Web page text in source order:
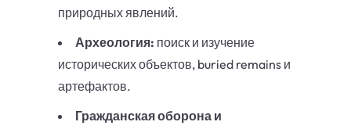
природных явлений.
Археология: поиск и изучение
исторических объектов, buried remains и
артефактов.
Гражданская оборона и